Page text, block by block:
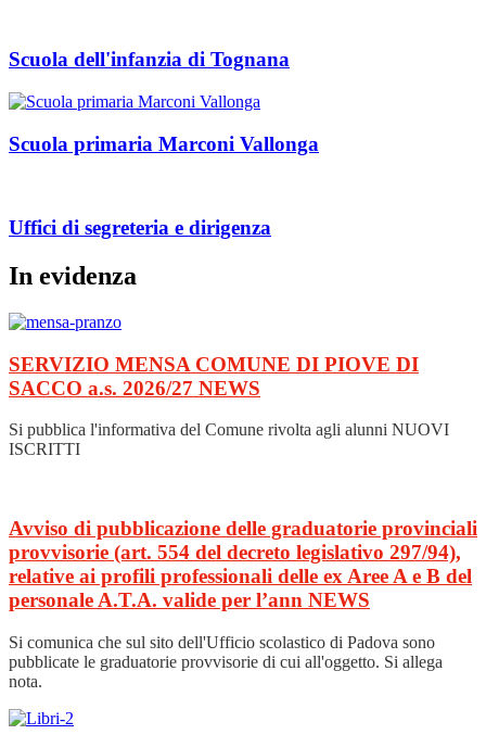
Scuola dell'infanzia di Tognana
Scuola primaria Marconi Vallonga
Uffici di segreteria e dirigenza
In evidenza
SERVIZIO MENSA COMUNE DI PIOVE DI
SACCO a.s. 2026/27 NEWS
Si pubblica l'informativa del Comune rivolta agli alunni NUOVI
ISCRITTI
Avviso di pubblicazione delle graduatorie provinciali
provvisorie (art. 554 del decreto legislativo 297/94),
relative ai profili professionali delle ex Aree A e B del
personale A.T.A. valide per l’ann NEWS
Si comunica che sul sito dell'Ufficio scolastico di Padova sono
pubblicate le graduatorie provvisorie di cui all'oggetto. Si allega
nota.